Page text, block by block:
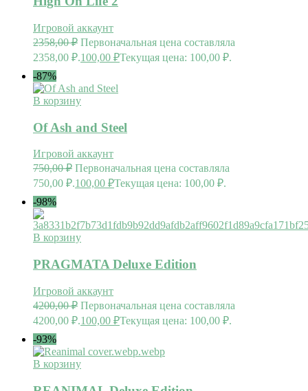
Игровой аккаунт
2358,00₽ Первоначальная цена составляла
2358,00 ₽.100,00 ₽Текущая цена: 100,00 ₽.
-87%
В корзину
Of Ash and Steel
Игровой аккаунт
750,00₽ Первоначальная цена составляла
750,00 ₽.100,00 ₽Текущая цена: 100,00 ₽.
-98%
В корзину
PRAGMATA Deluxe Edition
Игровой аккаунт
4200,00₽ Первоначальная цена составляла
4200,00 ₽.100,00 ₽Текущая цена: 100,00 ₽.
-93%
В корзину